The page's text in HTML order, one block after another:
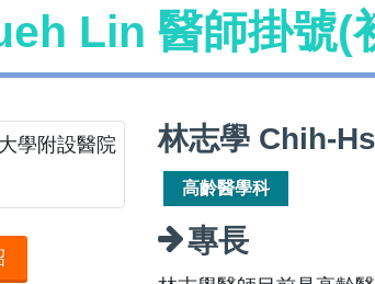
Lin 醫師掛號(
林志學 Chih-
高齡醫學科
專長